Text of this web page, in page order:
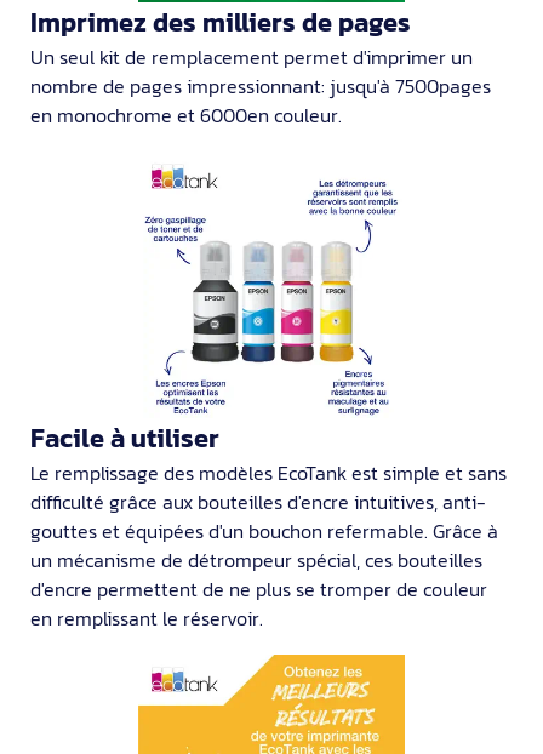
Imprimez des milliers de pages
Un seul kit de remplacement permet d'imprimer un
nombre de pages impressionnant: jusqu'à 7500pages
en monochrome et 6000en couleur.
Facile à utiliser
Le remplissage des modèles EcoTank est simple et sans
difficulté grâce aux bouteilles d'encre intuitives, anti-
gouttes et équipées d'un bouchon refermable. Grâce à
un mécanisme de détrompeur spécial, ces bouteilles
d'encre permettent de ne plus se tromper de couleur
en remplissant le réservoir.